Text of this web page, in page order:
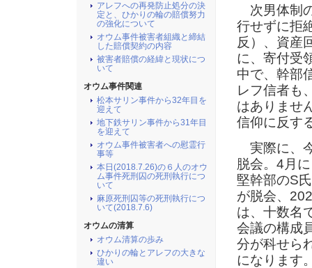
次男体制
行せずに拒
反）、資産
に、寄付受
中で、幹部
レフ信者も
はありませ
信仰に反す
実際に、
脱会。4月
堅幹部のS
が脱会、
は、十数名
会議の構成
分が科せら
になります
アレフへの再発防止処分の決
定と、ひかりの輪の賠償努力
の強化について
オウム事件被害者組織と締結
した賠償契約の内容
被害者賠償の経緯と現状につ
いて
オウム事件関連
松本サリン事件から32年目を
迎えて
地下鉄サリン事件から31年目
を迎えて
オウム事件被害者への慰霊行
事等
本日(2018.7.26)の６人のオウ
ム事件死刑囚の死刑執行につ
いて
麻原死刑囚等の死刑執行につ
いて(2018.7.6)
オウムの清算
オウム清算の歩み
ひかりの輪とアレフの大きな
違い